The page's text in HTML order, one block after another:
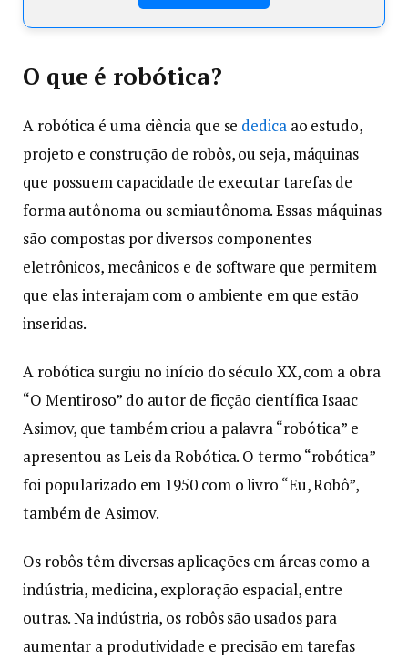
O que é robótica?
A robótica é uma ciência que se dedicaao estudo,
projeto e construção de robôs, ou seja, máquinas
que possuem capacidade de executar tarefas de
forma autônoma ou semiautônoma. Essas máquinas
são compostas por diversos componentes
eletrônicos, mecânicos e de software que permitem
que elas interajam com o ambiente em que estão
inseridas.
A robótica surgiu no início do século XX, com a obra
“O Mentiroso” do autor de ficção científica Isaac
Asimov, que também criou a palavra “robótica” e
apresentou as Leis da Robótica. O termo “robótica”
foi popularizado em 1950 com o livro “Eu, Robô”,
também de Asimov.
Os robôs têm diversas aplicações em áreas como a
indústria, medicina, exploração espacial, entre
outras. Na indústria, os robôs são usados para
aumentar a produtividade e precisão em tarefas